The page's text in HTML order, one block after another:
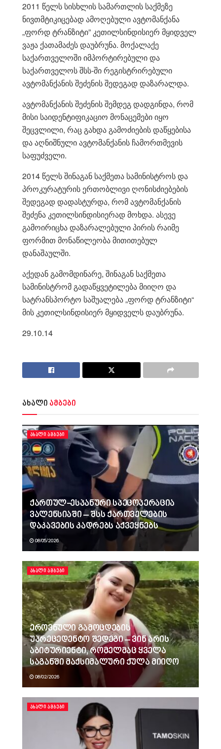
2011 წელს სისხლის სამართლის საქმეზე
ნივთმტიკიცებად ამოღებული ავტომანქანა
„ფორდ ტრანზიტი” კეთილსინდისიერ მყიდველ
ვაჟა ქათამაძეს დაუბრუნა. მოქალაქე
საქართველოში იმპორტირებული და
საქართველოს შსს-ში რეგისტრირებული
ავტომანქანის შეძენის შედეგად დაზარალდა.
ავტომანქანის შეძენის შემდეგ დადგინდა, რომ
მისი საიდენტიფიკაციო მონაცემები იყო
შეცვლილი, რაც გახდა გამოძიების დაწყებისა
და აღნიშნული ავტომანქანის ჩამორთმევის
საფუძველი.
2014 წელს შინაგან საქმეთა სამინისტროს და
პროკურატურის ერთობლივი ღონისძიებების
შედეგად დადასტურდა, რომ ავტომანქანის
შეძენა კეთილსინდისიერად მოხდა. ასევე
გამოირიცხა დაზარალებული პირის რაიმე
ფორმით მონაწილეობა მითითებულ
დანაშაულში.
აქედან გამომდინარე, შინაგან საქმეთა
სამინისტრომ გადაწყვეტილება მიიღო და
სატრანსპორტო საშუალება „ფორდ ტრანზიტი“
მის კეთილსინდისიერ მყიდველს დაუბრუნა.
29.10.14
ახალი ამბები
ᲐᲮᲐᲚᲘ ᲐᲛᲑᲔᲑᲘ
ქართულ-ესპანური სპეცოპერაცია
ვალენსიაში – შსს ქართველების
დაკავების კადრებს აქვეყნებს
08/05/2026
ᲐᲮᲐᲚᲘ ᲐᲛᲑᲔᲑᲘ
ეროვნული გამოცდების
უპრეცედენტო შედეგი – ვინ არის
აბიტურიენტი, რომელმაც ყველა
საგანში მაქსიმალური ქულა მიიღო
08/02/2026
ᲐᲮᲐᲚᲘ ᲐᲛᲑᲔᲑᲘ